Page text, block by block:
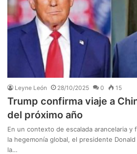
Leyne León 28/10/2025 0 15
Trump confirma viaje a
del próximo año
En un contexto de escalada arancelaria
la hegemonía global, el presidente
la…